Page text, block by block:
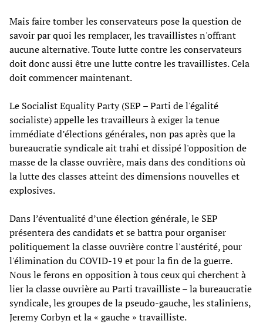
Mais faire tomber les conservateurs pose la question de
savoir par quoi les remplacer, les travaillistes n'offrant
aucune alternative. Toute lutte contre les conservateurs
doit donc aussi être une lutte contre les travaillistes. Cela
doit commencer maintenant.
Le Socialist Equality Party (SEP – Parti de l'égalité
socialiste) appelle les travailleurs à exiger la tenue
immédiate d’élections générales, non pas après que la
bureaucratie syndicale ait trahi et dissipé l'opposition de
masse de la classe ouvrière, mais dans des conditions où
la lutte des classes atteint des dimensions nouvelles et
explosives.
Dans l’éventualité d’une élection générale, le SEP
présentera des candidats et se battra pour organiser
politiquement la classe ouvrière contre l'austérité, pour
l'élimination du COVID-19 et pour la fin de la guerre.
Nous le ferons en opposition à tous ceux qui cherchent à
lier la classe ouvrière au Parti travailliste – la bureaucratie
syndicale, les groupes de la pseudo-gauche, les staliniens,
Jeremy Corbyn et la « gauche » travailliste.